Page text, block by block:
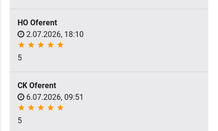
HO Oferent
2.07.2026, 18:10
star star star star star
5
CK Oferent
6.07.2026, 09:51
star star star star star
5